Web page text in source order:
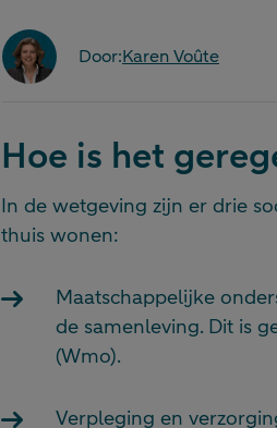
Door:Karen Voûte
Hoe is het
In de wetgeving zijn er drie
thuis wonen:
Maatschappelijke
de samenleving. Dit is
(Wmo).
Verpleging en